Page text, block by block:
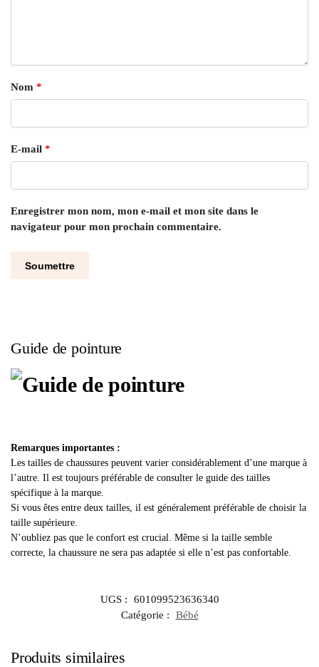
Nom *
E-mail *
Enregistrer mon nom, mon e-mail et mon site dans le
navigateur pour mon prochain commentaire.
Guide de pointure
Remarques importantes :
Les tailles de chaussures peuvent varier considérablement d’une marque à
l’autre. Il est toujours préférable de consulter le guide des tailles
spécifique à la marque.
Si vous êtes entre deux tailles, il est généralement préférable de choisir la
taille supérieure.
N’oubliez pas que le confort est crucial. Même si la taille semble
correcte, la chaussure ne sera pas adaptée si elle n’est pas confortable.
UGS :
601099523636340
Catégorie :
Bébé
Produits similaires